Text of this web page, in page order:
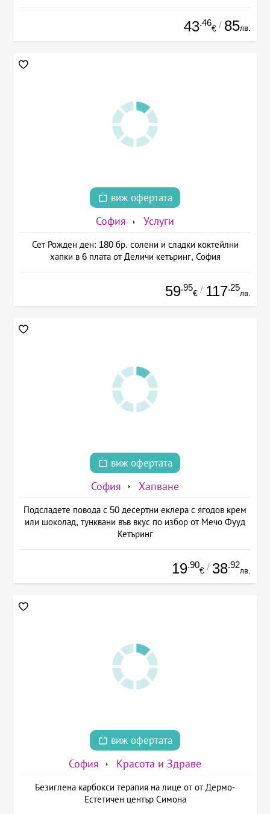
43.46
€ / 85лв.
виж офертата
София Услуги
Сет Рожден ден: 180 бр. солени и сладки коктейлни
хапки в 6 плата от Деличи кетъринг, София
59.95
€ / 117.25
лв.
виж офертата
София Хапване
Подсладете повода с 50 десертни еклера с ягодов крем
или шоколад, тунквани във вкус по избор от Мечо Фууд
Кетъринг
19.90
€ / 38.92
лв.
виж офертата
София Красота и Здраве
Безиглена карбокси терапия на лице от от Дермо-
Естетичен център Симона